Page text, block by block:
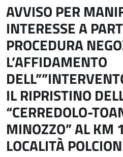
AVVISO PER
INTERESSE A
PROCEDURA
L’AFFIDAMENTO
IL RIPRISTINO
“CERREDOLO-
MINOZZO” AL
LOCALITÀ